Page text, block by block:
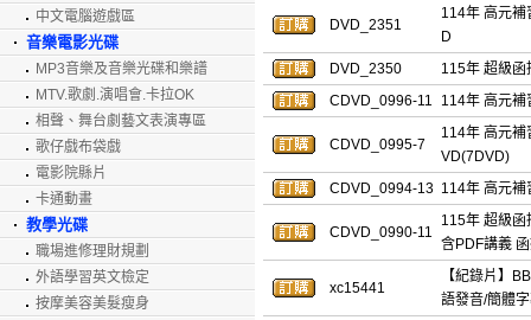
中文電腦遊戲區
音樂電影光碟
MP3音樂及音樂光碟和樂譜
MTV.歌劇.演唱會.卡拉OK
相聲、舞台劇藝文表演專區
歌仔戲布袋戲
電影院縣片
卡通動畫
教學光碟
職場進修理財規劃
外語學習英文檢定
按摩美容美髮瘦身
DVD_2351
114年 高元補
D
DVD_2350
115年 超級函
CDVD_0996-11
114年 高元補
CDVD_0995-7
114年 高元補
VD(7DVD)
CDVD_0994-13 114年 高元
CDVD_0990-11
115年 超級函
含PDF講義
xc15441
【紀錄片】
語發音/簡體